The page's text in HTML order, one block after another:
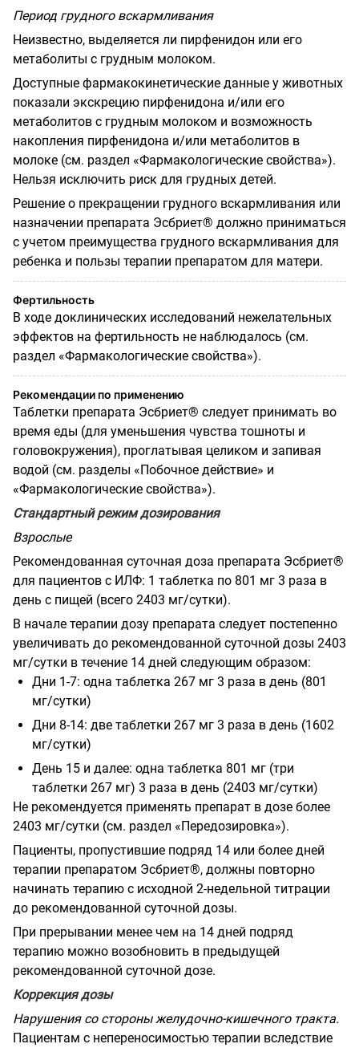
Период грудного вскармливания
Неизвестно, выделяется ли пирфенидон или его
метаболиты с грудным молоком.
Доступные фармакокинетические данные у животных
показали экскрецию пирфенидона и/или его
метаболитов с грудным молоком и возможность
накопления пирфенидона и/или метаболитов в
молоке (см. раздел «Фармакологические свойства»).
Нельзя исключить риск для грудных детей.
Решение о прекращении грудного вскармливания или
назначении препарата Эсбриет® должно приниматься
с учетом преимущества грудного вскармливания для
ребенка и пользы терапии препаратом для матери.
Фертильность
В ходе доклинических исследований нежелательных
эффектов на фертильность не наблюдалось (см.
раздел «Фармакологические свойства»).
Рекомендации по применению
Таблетки препарата Эсбриет® следует принимать во
время еды (для уменьшения чувства тошноты и
головокружения), проглатывая целиком и запивая
водой (см. разделы «Побочное действие» и
«Фармакологические свойства»).
Стандартный режим дозирования
Взрослые
Рекомендованная суточная доза препарата Эсбриет®
для пациентов с ИЛФ: 1 таблетка по 801 мг 3 раза в
день с пищей (всего 2403 мг/сутки).
В начале терапии дозу препарата следует постепенно
увеличивать до рекомендованной суточной дозы 2403
мг/сутки в течение 14 дней следующим образом:
Дни 1-7: одна таблетка 267 мг 3 раза в день (801
мг/сутки)
Дни 8-14: две таблетки 267 мг 3 раза в день (1602
мг/сутки)
День 15 и далее: одна таблетка 801 мг (три
таблетки 267 мг) 3 раза в день (2403 мг/сутки)
Не рекомендуется применять препарат в дозе более
2403 мг/сутки (см. раздел «Передозировка»).
Пациенты, пропустившие подряд 14 или более дней
терапии препаратом Эсбриет®, должны повторно
начинать терапию с исходной 2-недельной титрации
до рекомендованной суточной дозы.
При прерывании менее чем на 14 дней подряд
терапию можно возобновить в предыдущей
рекомендованной суточной дозе.
Коррекция дозы
Нарушения со стороны желудочно-кишечного тракта.
Пациентам с непереносимостью терапии вследствие